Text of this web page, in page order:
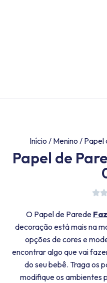
Início / Menino / Papel
Papel de
O Papel de Parede
decoração está mais na
opções de cores e
encontrar algo que vai
do seu bebê. Traga os
modifique os ambientes